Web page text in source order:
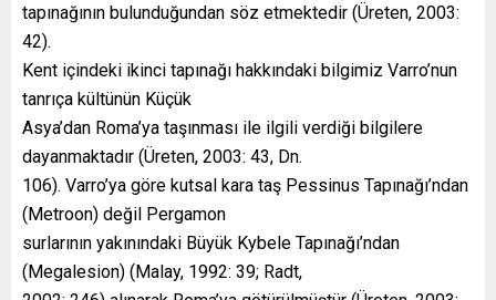
tapınağının bulunduğundan söz etmektedir (Üreten, 2003:
42).
Kent içindeki ikinci tapınağı hakkındaki bilgimiz Varro’nun
tanrıça kültünün Küçük
Asya’dan Roma’ya taşınması ile ilgili verdiği bilgilere
dayanmaktadır (Üreten, 2003: 43, Dn.
106). Varro’ya göre kutsal kara taş Pessinus Tapınağı’ndan
(Metroon) değil Pergamon
surlarının yakınındaki Büyük Kybele Tapınağı’ndan
(Megalesion) (Malay, 1992: 39; Radt,